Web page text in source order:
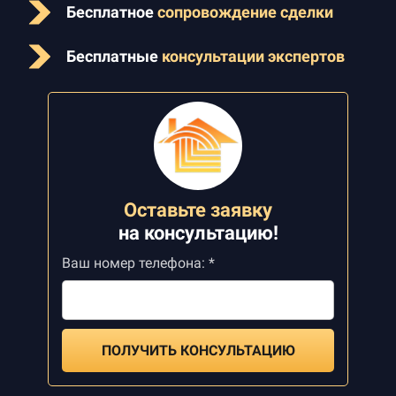
Бесплатноесопровождение сделки
Бесплатные консультации экспертов
Оставьте заявку
на консультацию!
Ваш номер телефона: *
ПОЛУЧИТЬ КОНСУЛЬТАЦИЮ